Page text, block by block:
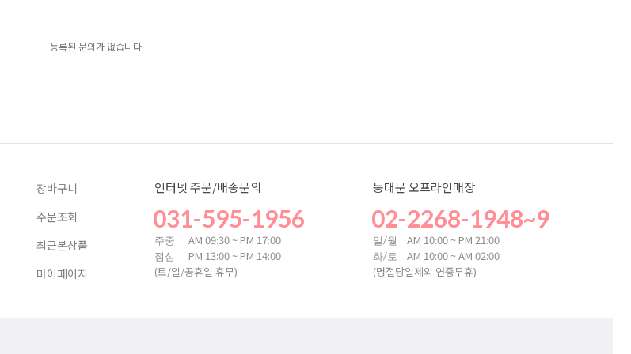
등록된 문의가 없습니다.
장바구니
주문조회
최근본상품
마이페이지
인터넷 주문/배송문의
031-595-1956
주중 AM 09:30 ~ PM 17:00
점심
PM 13:00 ~ PM 14:00
(토/일/공휴일 휴무)
동대문 오프라인매장
02-2268-1948~9
일/월 AM 10:00 ~ PM 21:00
화/토
AM 10:00 ~ AM 02:00
(명절당일제외 연중무휴)